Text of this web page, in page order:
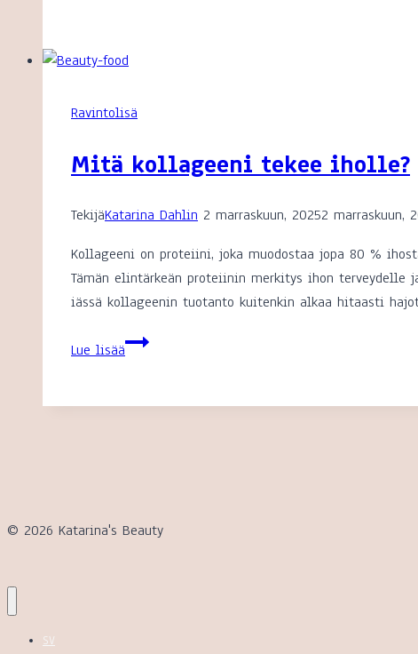
Ravintolisä
Mitä kollageeni tekee iholle?
TekijäKatarina Dahlin 2 marraskuun, 20252 marraskuun,
Kollageeni on proteiini, joka muodostaa jopa 80 %
Tämän elintärkeän proteiinin merkitys ihon
iässä kollageenin tuotanto kuitenkin alkaa hitaasti
Lue lisääMitä
iholle?
© 2026 Katarina's Beauty
SV